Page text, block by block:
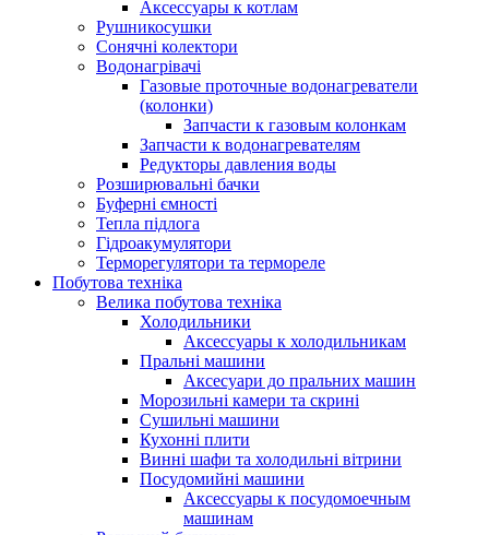
Аксессуары к котлам
Рушникосушки
Сонячні колектори
Водонагрівачі
Газовые проточные водонагреватели
(колонки)
Запчасти к газовым колонкам
Запчасти к водонагревателям
Редукторы давления воды
Розширювальні бачки
Буферні ємності
Тепла підлога
Гідроакумулятори
Терморегулятори та термореле
Побутова техніка
Велика побутова техніка
Холодильники
Аксессуары к холодильникам
Пральні машини
Аксесуари до пральних машин
Морозильні камери та скрині
Сушильні машини
Кухонні плити
Винні шафи та холодильні вітрини
Посудомийні машини
Аксессуары к посудомоечным
машинам